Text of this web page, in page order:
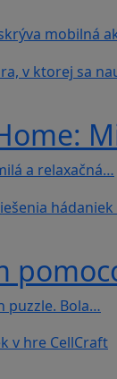
mobilná
a relaxačná…
puzzle. Bola…